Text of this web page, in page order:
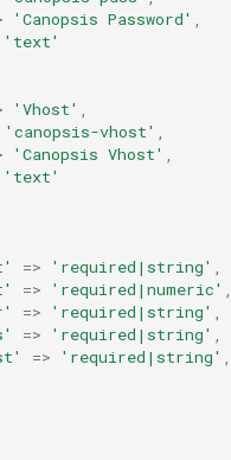
'Canopsis Password' ,
'text'
'Vhost' ,
'canopsis-vhost' ,
'Canopsis Vhost' ,
'text'
=> 'required|string' ,
=> 'required|numeric'
=> 'required|string' ,
=> 'required|string' ,
=> 'required|string' ,